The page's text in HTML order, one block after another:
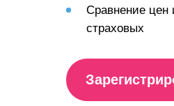
Сравнение цен
страховых